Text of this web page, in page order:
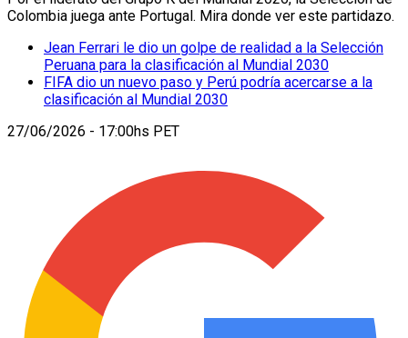
Recibe las últimas noticias en tu casilla de E-mail
Registrarse implica aceptar los Términos y Condiciones
Ediciones
ARGENTINA